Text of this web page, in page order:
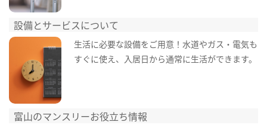
設備とサービスについて
生活に必要な設備をご用意！水道やガス・電気も
すぐに使え、入居日から通常に生活ができます。
富山のマンスリーお役立ち情報